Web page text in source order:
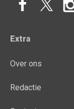
Extra
Over ons
Redactie